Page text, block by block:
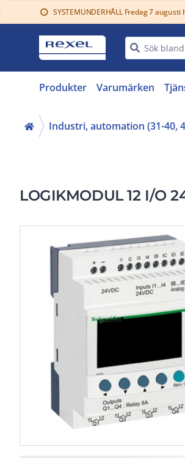
info SYSTEMUNDERHÅLL Fredag 7
Produkter Varumärken
Industri, automation (31-40,
LOGIKMODUL 12 I/O